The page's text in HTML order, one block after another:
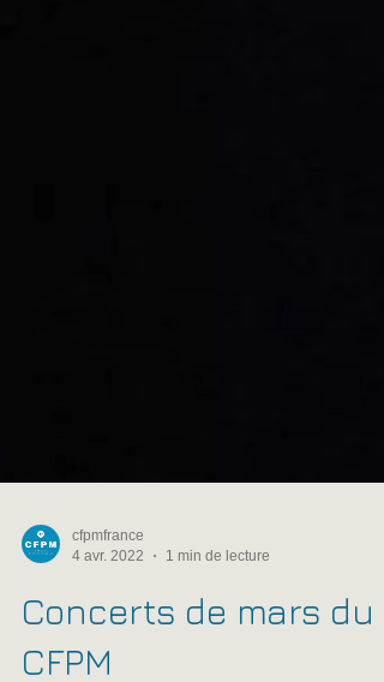
1 min de lecture
Concerts de mars du